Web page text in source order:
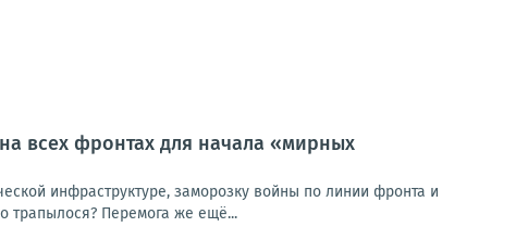
всех фронтах для начала «мирных
инфраструктуре, заморозку войны по линии фронта и
трапылося? Перемога же ещё...